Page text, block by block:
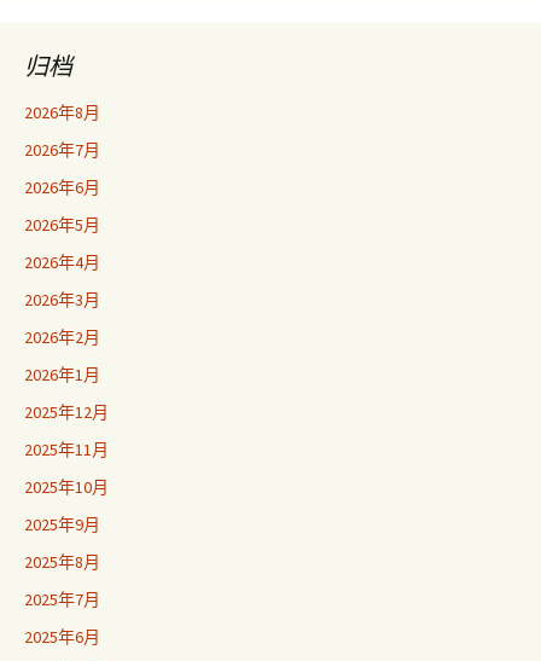
归档
2026年8月
2026年7月
2026年6月
2026年5月
2026年4月
2026年3月
2026年2月
2026年1月
2025年12月
2025年11月
2025年10月
2025年9月
2025年8月
2025年7月
2025年6月